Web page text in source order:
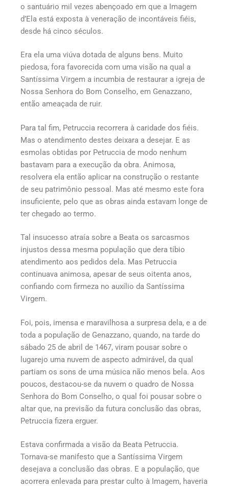
o santuário mil vezes abençoado em que a Imagem
d’Ela está exposta à veneração de incontáveis fiéis,
desde há cinco séculos.
Era ela uma viúva dotada de alguns bens. Muito
piedosa, fora favorecida com uma visão na qual a
Santíssima Virgem a incumbia de restaurar a igreja de
Nossa Senhora do Bom Conselho, em Genazzano,
então ameaçada de ruir.
Para tal fim, Petruccia recorrera à caridade dos fiéis.
Mas o atendimento destes deixara a desejar. E as
esmolas obtidas por Petruccia de modo nenhum
bastavam para a execução da obra. Animosa,
resolvera ela então aplicar na construção o restante
de seu patrimônio pessoal. Mas até mesmo este fora
insuficiente, pelo que as obras ainda estavam longe de
ter chegado ao termo.
Tal insucesso atraía sobre a Beata os sarcasmos
injustos dessa mesma população que dera tíbio
atendimento aos pedidos dela. Mas Petruccia
continuava animosa, apesar de seus oitenta anos,
confiando com firmeza no auxílio da Santíssima
Virgem.
Foi, pois, imensa e maravilhosa a surpresa dela, e a de
toda a população de Genazzano, quando, na tarde do
sábado 25 de abril de 1467, viram pousar sobre o
lugarejo uma nuvem de aspecto admirável, da qual
partiam os sons de uma música não menos bela. Aos
poucos, destacou-se da nuvem o quadro de Nossa
Senhora do Bom Conselho, o qual foi pousar sobre o
altar que, na previsão da futura conclusão das obras,
Petruccia fizera erguer.
Estava confirmada a visão da Beata Petruccia.
Tornava-se manifesto que a Santíssima Virgem
desejava a conclusão das obras. E a população, que
acorrera enlevada para prestar culto à Imagem, haveria